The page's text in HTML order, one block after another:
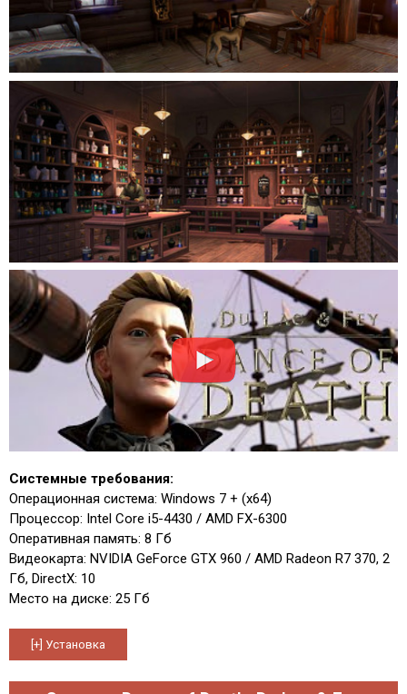
Системные требования:
Операционная система: Windows 7 + (x64)
Процессор: Intel Core i5-4430 / AMD FX-6300
Оперативная память: 8 Гб
Видеокарта: NVIDIA GeForce GTX 960 / AMD Radeon R7 370, 2
Гб, DirectX: 10
Место на диске: 25 Гб